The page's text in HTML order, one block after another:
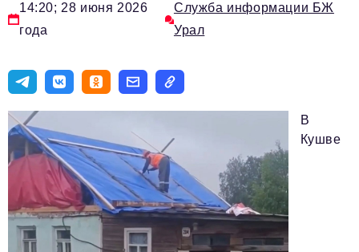
Новости
ИННОПРОМ
Топ-100 влиятельных людей Свердловской области
Авторские материалы
ТОП-100 влиятельных людей — 2025
Телефон редакции: +7 495 727-01-67
14:20; 28 июня 2026
года
Служба информации БЖ
Урал
В
Кушве